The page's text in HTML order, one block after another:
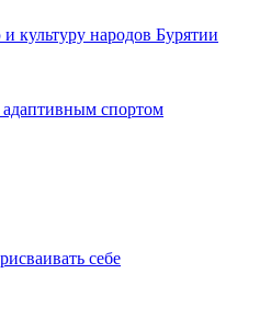
культуру народов Бурятии
адаптивным спортом
себе